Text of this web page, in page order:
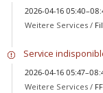
2026-04-16
Weitere Services /
Service
2026-04-16
Weitere Services /